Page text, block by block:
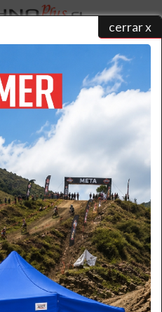
cerrar x
INDUSTRIAL
JAMER
JAMER 2X2 M DE ALTA
PORTABILIDAD
$ 32.000+iva
Cód. TLD22